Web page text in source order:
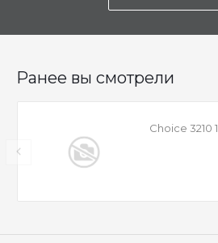
Ранее вы смотрели
Choice 3210 1